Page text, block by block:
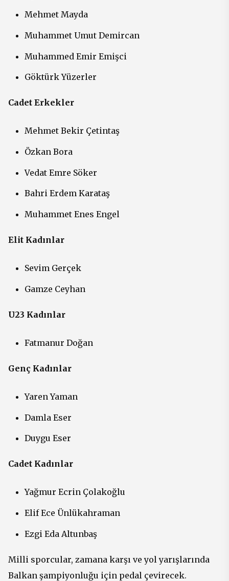
Mehmet Mayda
Muhammet Umut Demircan
Muhammed Emir Emişci
Göktürk Yüzerler
Cadet Erkekler
Mehmet Bekir Çetintaş
Özkan Bora
Vedat Emre Söker
Bahri Erdem Karataş
Muhammet Enes Engel
Elit Kadınlar
Sevim Gerçek
Gamze Ceyhan
U23 Kadınlar
Fatmanur Doğan
Genç Kadınlar
Yaren Yaman
Damla Eser
Duygu Eser
Cadet Kadınlar
Yağmur Ecrin Çolakoğlu
Elif Ece Ünlükahraman
Ezgi Eda Altunbaş
Milli sporcular, zamana karşı ve yol yarışlarında
Balkan şampiyonluğu için pedal çevirecek.